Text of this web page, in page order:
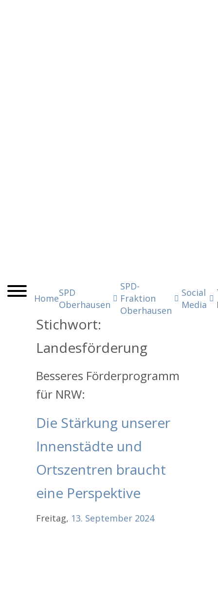
Home
SPD
Oberhausen
SPD-
Fraktion
Oberhausen
Social
Media
Stichwort:
Landesförderung
Besseres Förderprogramm
für NRW:
Die Stärkung unserer
Innenstädte und
Ortszentren braucht
eine Perspektive
Freitag, 13. September 2024